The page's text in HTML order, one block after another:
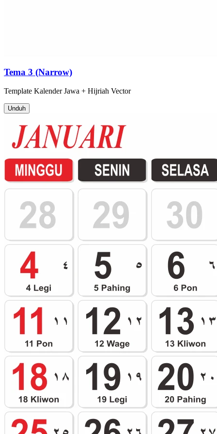
Tema 3 (Narrow)
Template Kalender Jawa + Hijriah Vector
Unduh